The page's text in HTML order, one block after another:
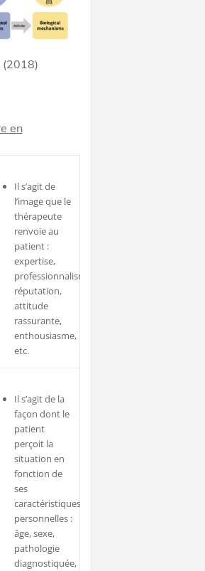
(2018)
en
Il s’agit de
l’image que le
thérapeute
renvoie au
patient :
expertise,
professionnalisme,
réputation,
attitude
rassurante,
enthousiasme,
etc.
Il s’agit de la
façon dont le
patient
perçoit la
situation en
fonction de
ses
caractéristiques
personnelles :
âge, sexe,
pathologie
diagnostiquée,